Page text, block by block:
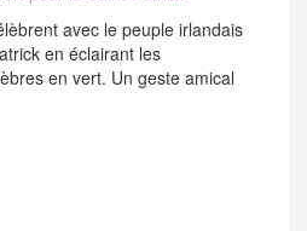
avec le peuple irlandais
en éclairant les
en vert. Un geste amical